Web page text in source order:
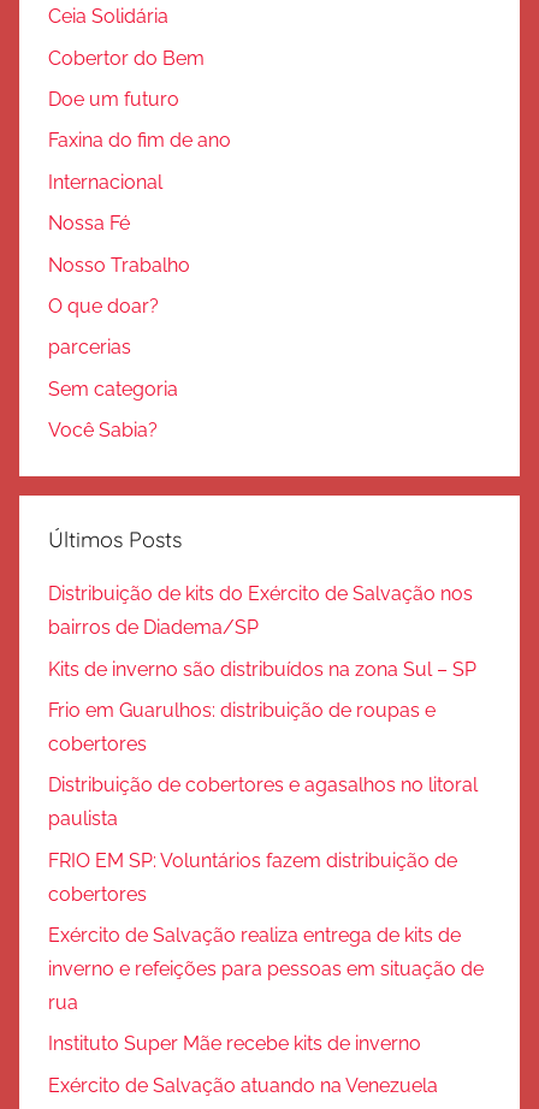
Ceia Solidária
Cobertor do Bem
Doe um futuro
Faxina do fim de ano
Internacional
Nossa Fé
Nosso Trabalho
O que doar?
parcerias
Sem categoria
Você Sabia?
Últimos Posts
Distribuição de kits do Exército de Salvação nos
bairros de Diadema/SP
Kits de inverno são distribuídos na zona Sul – SP
Frio em Guarulhos: distribuição de roupas e
cobertores
Distribuição de cobertores e agasalhos no litoral
paulista
FRIO EM SP: Voluntários fazem distribuição de
cobertores
Exército de Salvação realiza entrega de kits de
inverno e refeições para pessoas em situação de
rua
Instituto Super Mãe recebe kits de inverno
Exército de Salvação atuando na Venezuela